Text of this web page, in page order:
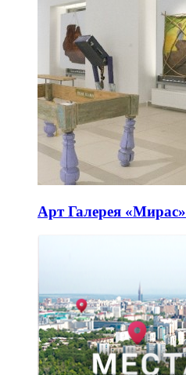
Арт Галерея «Мирас»